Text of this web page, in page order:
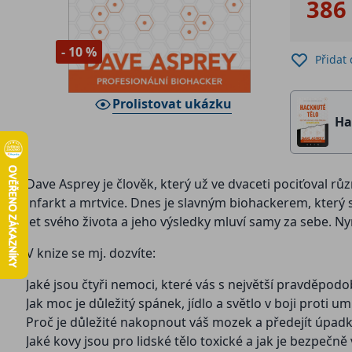
- 10 %
Prolistovat ukázku
Přidat
Dave Asprey je člověk, který už ve dvaceti pociťoval
infarkt a mrtvice. Dnes je slavným biohackerem,
let svého života a jeho výsledky mluví samy za sebe.
V knize se mj. dozvíte:
Jaké jsou čtyři nemoci, které vás s největší
Jak moc je důležitý spánek, jídlo a světlo v boji proti
Proč je důležité nakopnout váš mozek a předejít
Jaké kovy jsou pro lidské tělo toxické a jak je